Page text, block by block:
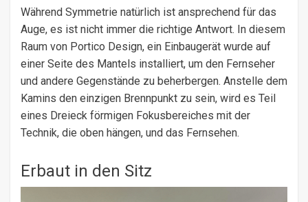
Während Symmetrie natürlich ist ansprechend für das
Auge, es ist nicht immer die richtige Antwort. In diesem
Raum von Portico Design, ein Einbaugerät wurde auf
einer Seite des Mantels installiert, um den Fernseher
und andere Gegenstände zu beherbergen. Anstelle dem
Kamins den einzigen Brennpunkt zu sein, wird es Teil
eines Dreieck förmigen Fokusbereiches mit der
Technik, die oben hängen, und das Fernsehen.
Erbaut in den Sitz